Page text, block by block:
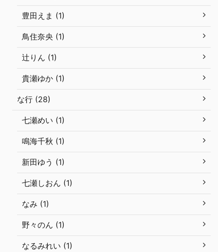
豊田えま (1)
鳥住奈央 (1)
辻りん (1)
貴瀬ゆか (1)
な行 (28)
七瀬めい (1)
鳴海千秋 (1)
新田ゆう (1)
七瀬しおん (1)
なみ (1)
野々のん (1)
なるみれい (1)